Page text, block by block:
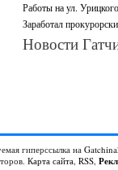
Работы на ул.
Заработал
Новости
гиперссылка на
Карта сайта, RSS,